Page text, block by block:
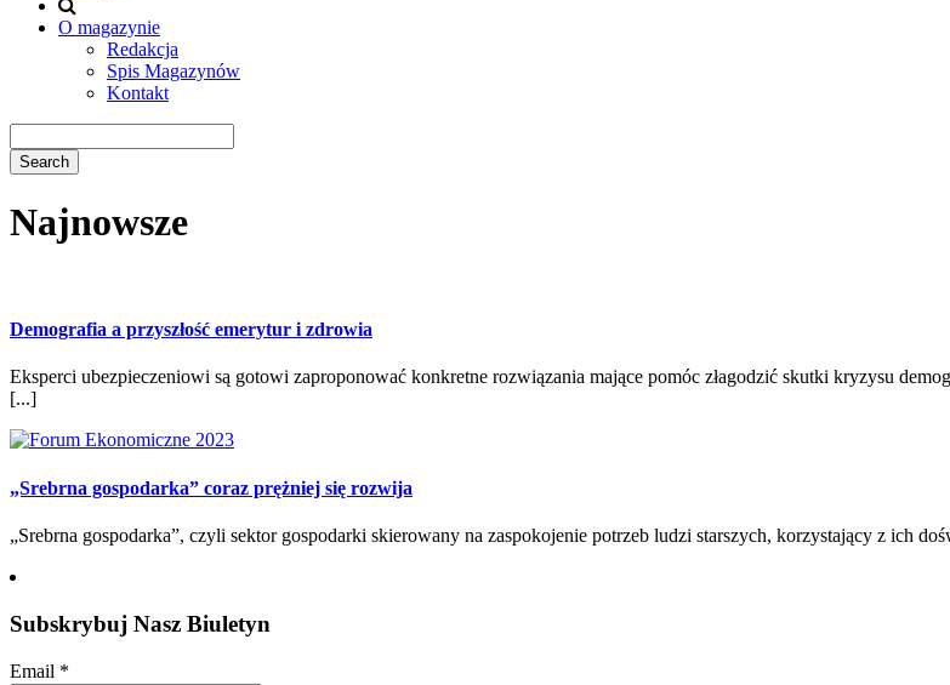
O magazynie
Redakcja
Spis Magazynów
Kontakt
Najnowsze
Demografia a przyszłość emerytur i zdrowia
Eksperci ubezpieczeniowi są gotowi zaproponować konkretne rozwiązania mające pomóc złagodzić skutki kryzysu
[...]
„Srebrna gospodarka” coraz prężniej się rozwija
„Srebrna gospodarka”, czyli sektor gospodarki skierowany na zaspokojenie potrzeb ludzi starszych, korzystający z ich
Subskrybuj Nasz Biuletyn
Email *